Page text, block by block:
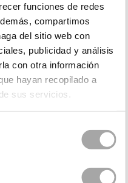
funciones de redes
compartimos
del sitio web con
publicidad y análisis
con otra información
hayan recopilado a
sus servicios.